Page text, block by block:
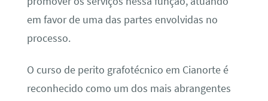
em favor de uma das partes envolvidas no
processo.
O curso de perito grafotécnico em Cianorte é
reconhecido como um dos mais abrangentes